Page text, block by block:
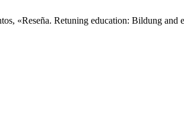
«Reseña. Retuning education: Bildung